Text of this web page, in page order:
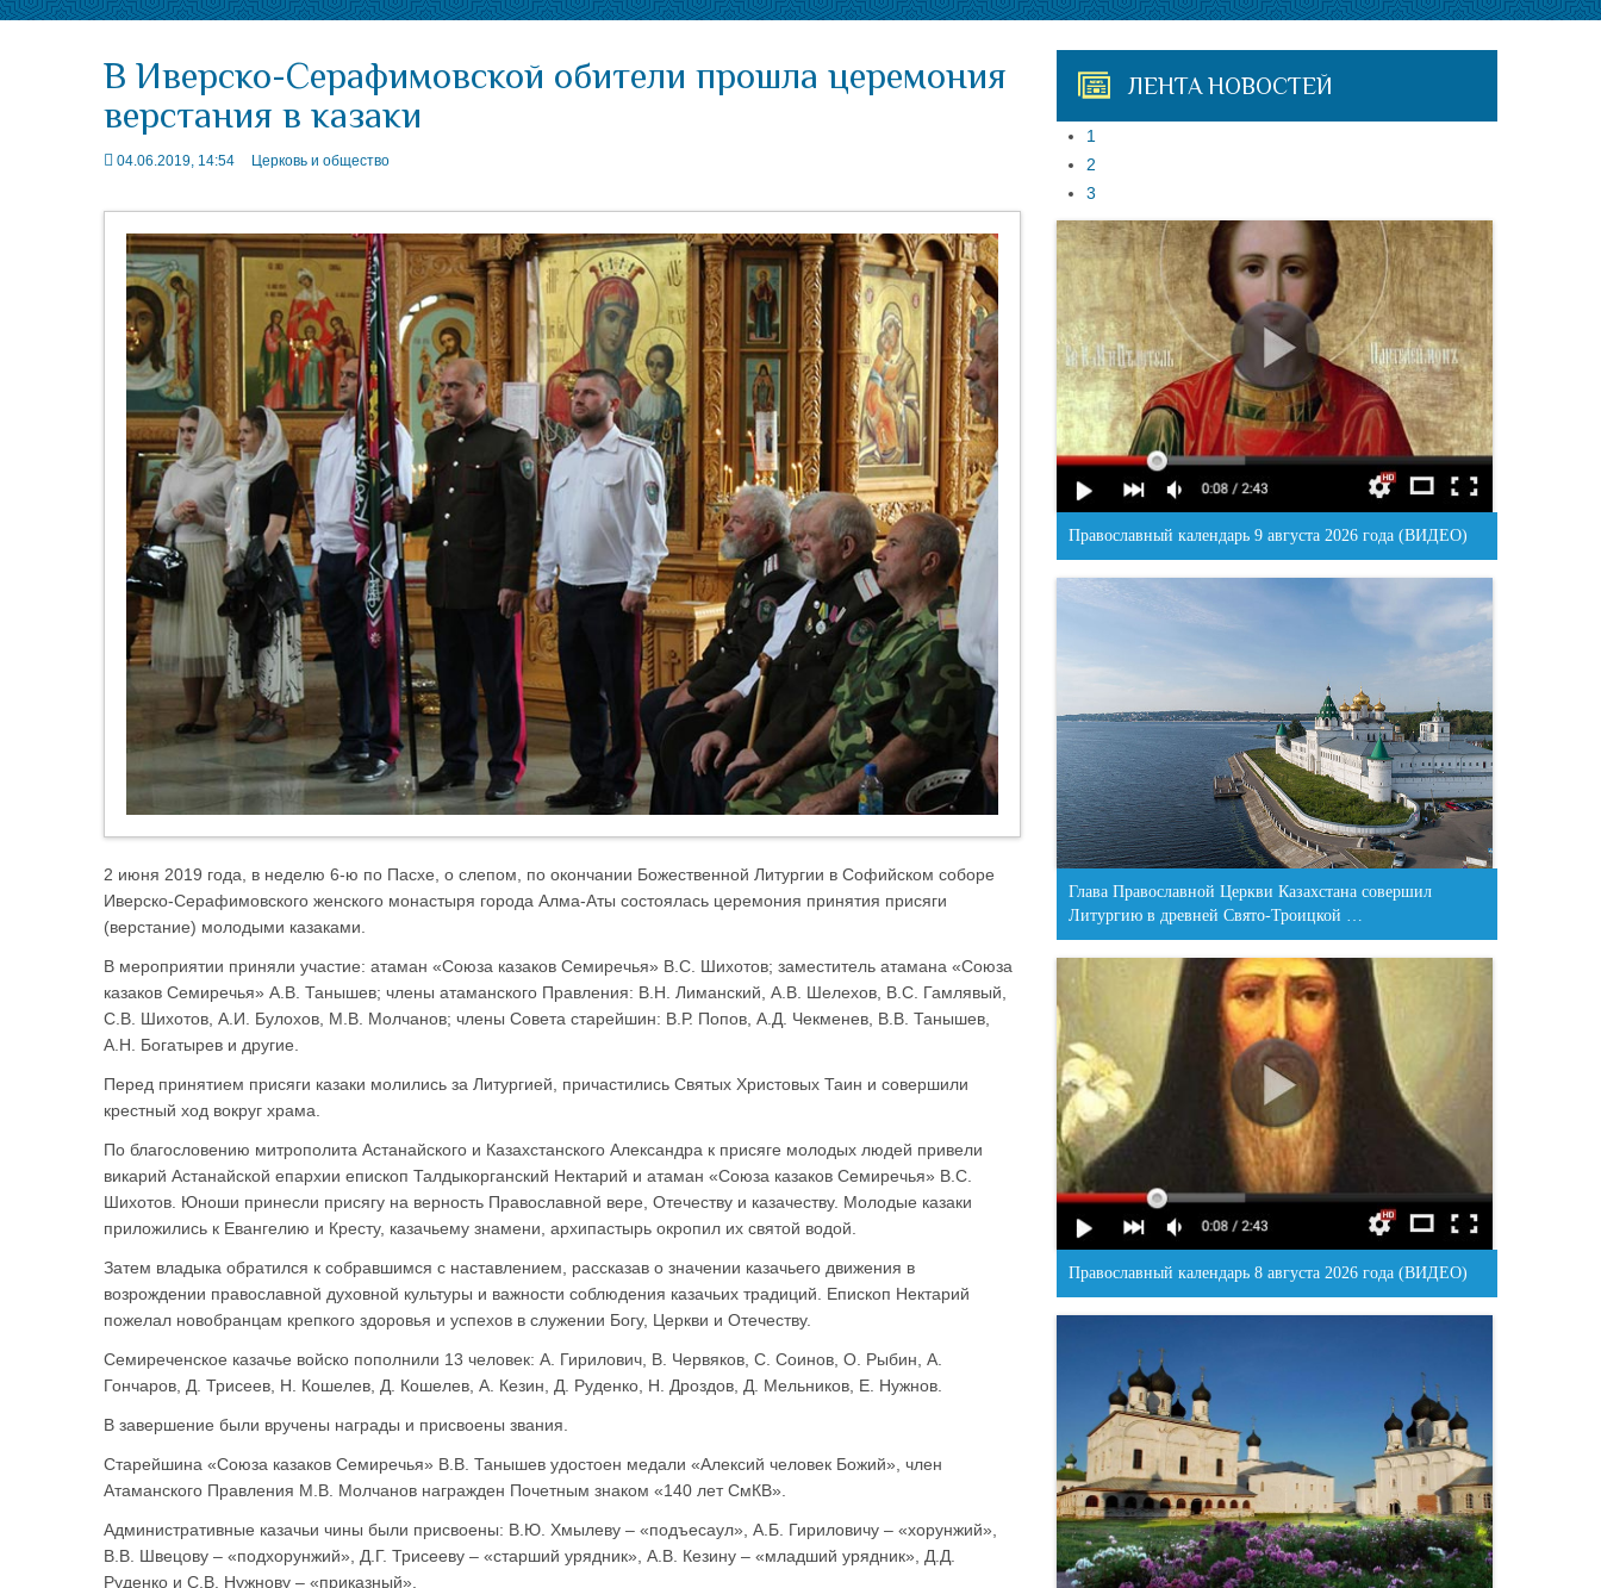
В Иверско-Серафимовской обители прошла церемония
верстания в казаки
04.06.2019, 14:54 Церковь и общество
2 июня 2019 года, в неделю 6-ю по Пасхе, о слепом, по окончании Божественной Литургии в Софийском соборе
Иверско-Серафимовского женского монастыря города Алма-Аты состоялась церемония принятия присяги
(верстание) молодыми казаками.
В мероприятии приняли участие: атаман «Союза казаков Семиречья» В.С. Шихотов; заместитель атамана «Союза
казаков Семиречья» А.В. Танышев; члены атаманского Правления: В.Н. Лиманский, А.В. Шелехов, В.С. Гамлявый,
С.В. Шихотов, А.И. Булохов, М.В. Молчанов; члены Совета старейшин: В.Р. Попов, А.Д. Чекменев, В.В. Танышев,
А.Н. Богатырев и другие.
Перед принятием присяги казаки молились за Литургией, причастились Святых Христовых Таин и совершили
крестный ход вокруг храма.
По благословению митрополита Астанайского и Казахстанского Александра к присяге молодых людей привели
викарий Астанайской епархии епископ Талдыкорганский Нектарий и атаман «Союза казаков Семиречья» В.С.
Шихотов. Юноши принесли присягу на верность Православной вере, Отечеству и казачеству. Молодые казаки
приложились к Евангелию и Кресту, казачьему знамени, архипастырь окропил их святой водой.
Затем владыка обратился к собравшимся с наставлением, рассказав о значении казачьего движения в
возрождении православной духовной культуры и важности соблюдения казачьих традиций. Епископ Нектарий
пожелал новобранцам крепкого здоровья и успехов в служении Богу, Церкви и Отечеству.
Семиреченское казачье войско пополнили 13 человек: А. Гирилович, В. Червяков, С. Соинов, О. Рыбин, А.
Гончаров, Д. Трисеев, Н. Кошелев, Д. Кошелев, А. Кезин, Д. Руденко, Н. Дроздов, Д. Мельников, Е. Нужнов.
В завершение были вручены награды и присвоены звания.
Старейшина «Союза казаков Семиречья» В.В. Танышев удостоен медали «Алексий человек Божий», член
Атаманского Правления М.В. Молчанов награжден Почетным знаком «140 лет СмКВ».
Административные казачьи чины были присвоены: В.Ю. Хмылеву – «подъесаул», А.Б. Гириловичу – «хорунжий»,
В.В. Швецову – «подхорунжий», Д.Г. Трисееву – «старший урядник», А.В. Кезину – «младший урядник», Д.Д.
Руденко и С.В. Нужнову – «приказный».
ЛЕНТА НОВОСТЕЙ
1
2
3
Православный календарь 9 августа 2026 года (ВИДЕО)
Глава Православной Церкви Казахстана совершил
Литургию в древней Свято-Троицкой …
Православный календарь 8 августа 2026 года (ВИДЕО)